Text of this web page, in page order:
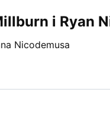
i Ryan
Nicodemusa